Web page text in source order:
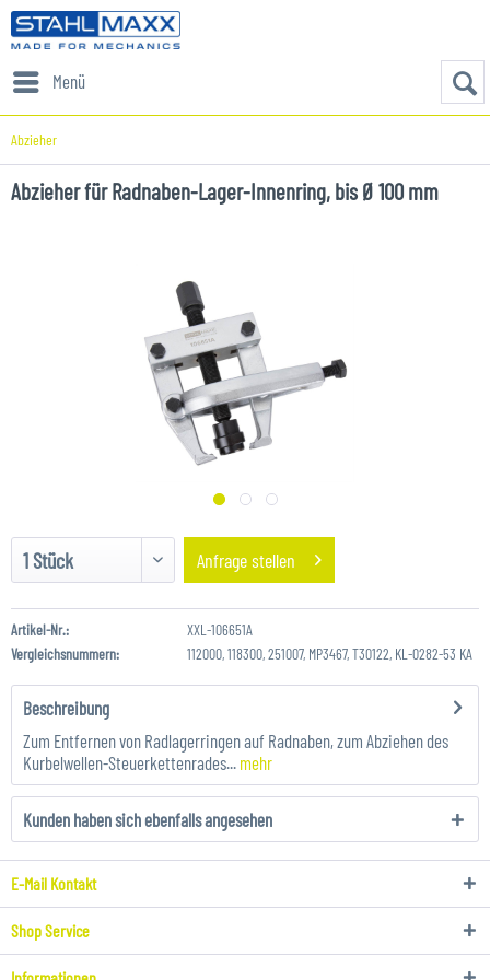
Menü
Abzieher
Abzieher für Radnaben-Lager-Innenring, bis Ø 100 mm
Anfrage stellen
Artikel-Nr.:
XXL-106651A
Vergleichsnummern:
112000, 118300, 251007, MP3467, T30122, KL-0282-53 KA
Beschreibung
Zum Entfernen von Radlagerringen auf Radnaben, zum Abziehen des
Kurbelwellen-Steuerkettenrades... mehr
Kunden haben sich ebenfalls angesehen
E-Mail Kontakt
Shop Service